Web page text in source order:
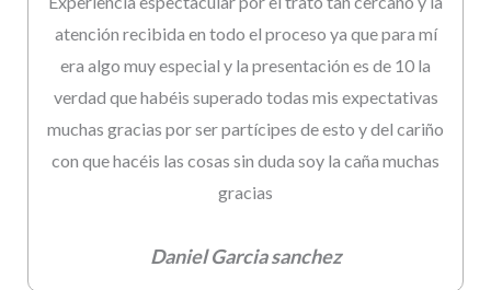
atención recibida en todo el proceso ya que para mí
era algo muy especial y la presentación es de 10 la
verdad que habéis superado todas mis expectativas
muchas gracias por ser partícipes de esto y del cariño
con que hacéis las cosas sin duda soy la caña muchas
gracias
Daniel Garcia sanchez